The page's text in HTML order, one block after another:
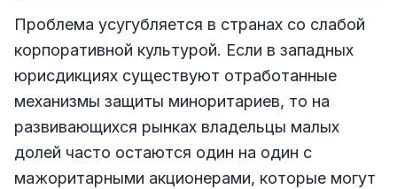
Проблема усугубляется в странах со слабой
корпоративной культурой. Если в западных
юрисдикциях существуют отработанные
механизмы защиты миноритариев, то на
развивающихся рынках владельцы малых
долей часто остаются один на один с
мажоритарными акционерами, которые могут